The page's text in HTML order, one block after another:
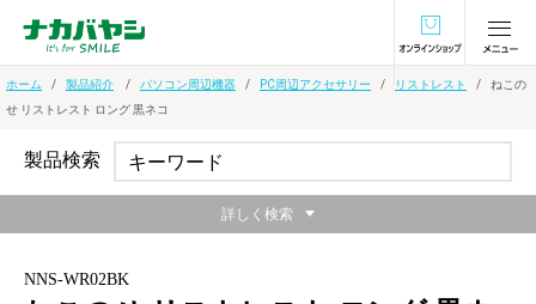
オンラインショ
ホーム 製品紹介 パソコン周辺機器 PC周辺アクセサリー リストレスト
ねこの
せ リストレスト ロング 黒ネコ
NNS-WR02BK
製品検索
詳しく検索